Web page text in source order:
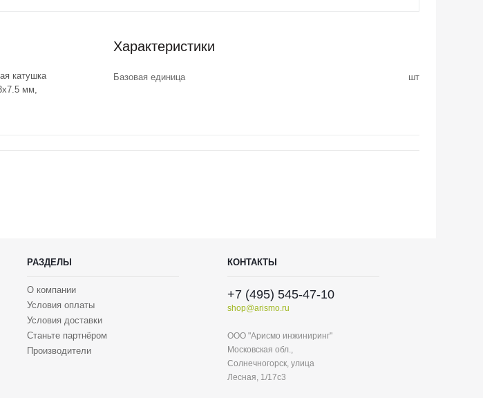
катушка
мм,
Характеристики
Базовая единица шт
РАЗДЕЛЫ
О компании
Условия оплаты
Условия доставки
Станьте партнёром
Производители
КОНТАКТЫ
+7 (495) 545-47-10
shop@arismo.ru
ООО "Арисмо инжиниринг"
Московская обл.,
Солнечногорск, улица
Лесная, 1/17с3